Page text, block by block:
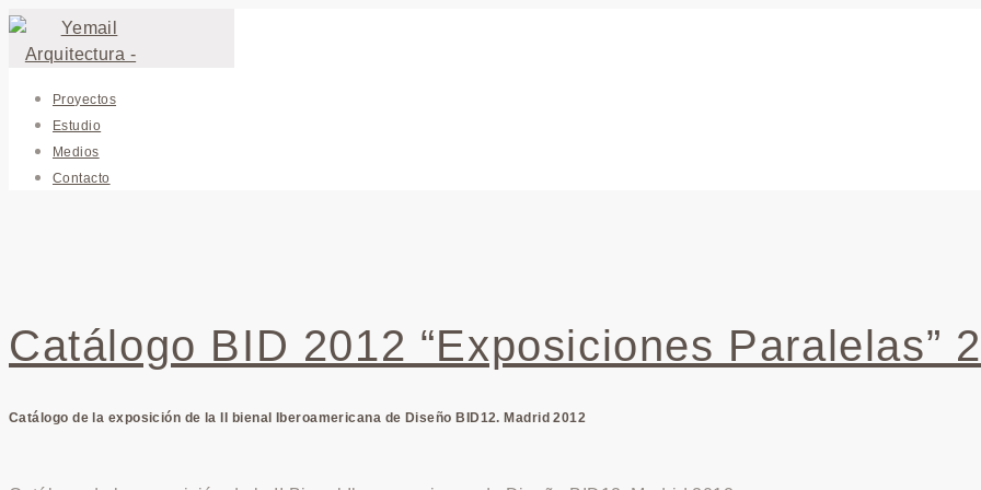
Proyectos
Estudio
Medios
Contacto
Catálogo BID 2012 “Exposiciones Paralelas”
Catálogo de la exposición de la II bienal Iberoamericana de Diseño BID12. Madrid 2012